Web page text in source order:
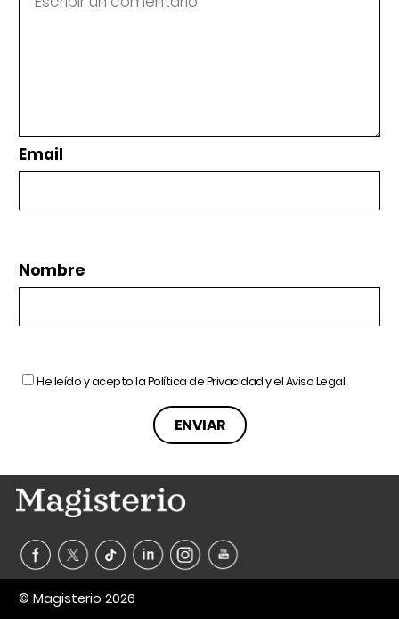
Email
Nombre
He leído y acepto laPolítica de Privacidady elAviso Legal
© Magisterio 2026